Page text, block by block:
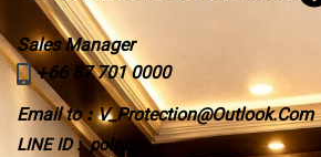
Sales Manager
+66 87 701 0000
Email to: V_Protection@Outlook.Com
LINE ID : polrat